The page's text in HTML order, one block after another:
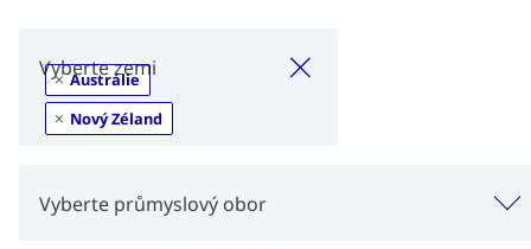
×
× Austrálie
× Nový Zéland
Vyberte zemi
Vyberte průmyslový obor